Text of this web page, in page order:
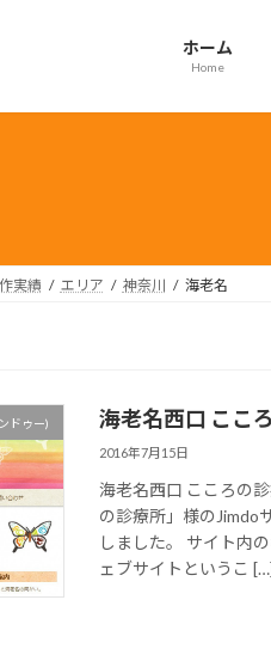
ホーム
Home
実績 エリア 神奈川 海老名
ドゥー) 海老名西口 ここ
2016年7月15日
海老名西口 こころの
の診療所」様のJimdo
しました。 サイト内
ェブサイトというこ